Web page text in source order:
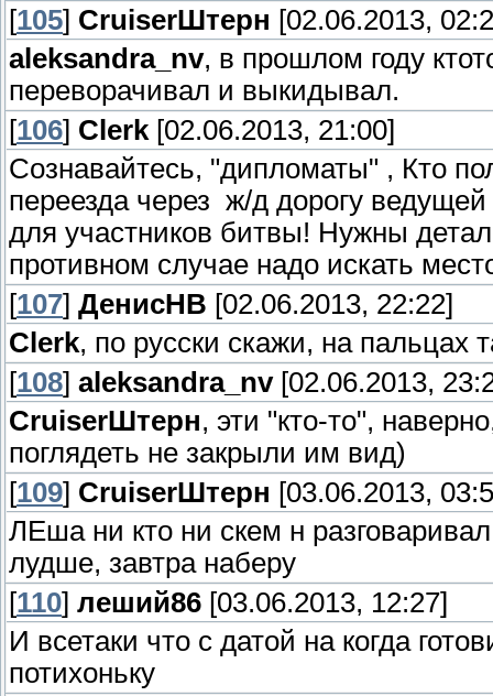
[105] СruiserШтерн [02.06.2013,
aleksandra_nv, в прошлом году
переворачивал и выкидывал.
[106] Clerk [02.06.2013, 21:00]
Сознавайтесь, "дипломаты" , Кто
переезда через ж/д дорогу
для участников битвы! Нужны
противном случае надо искать
[107] ДенисНВ [02.06.2013, 22:22]
Clerk, по русски скажи, на пальцах
[108] aleksandra_nv[02.06.2013,
СruiserШтерн, эти "кто-то",
поглядеть не закрыли им вид)
[109] СruiserШтерн [03.06.2013,
ЛЕша ни кто ни скем н
лудше, завтра наберу
[110] леший86 [03.06.2013, 12:27]
И всетаки что с датой на когда
потихоньку